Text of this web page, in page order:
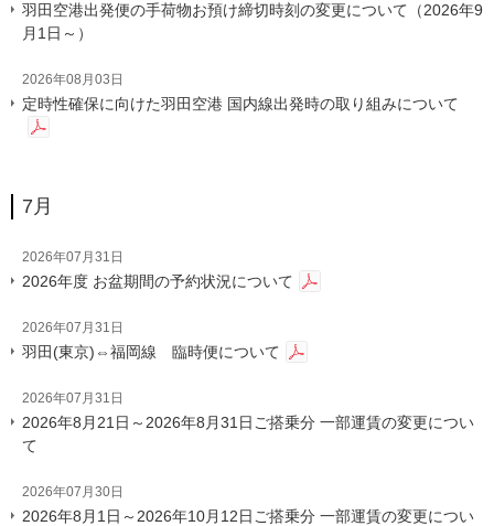
羽田空港出発便の手荷物お預け締切時刻の変更について（2026年9
月1日～）
2026年08月03日
定時性確保に向けた羽田空港 国内線出発時の取り組みについて
7月
2026年07月31日
2026年度 お盆期間の予約状況について
2026年07月31日
羽田(東京)⇔福岡線 臨時便について
2026年07月31日
2026年8月21日～2026年8月31日ご搭乗分 一部運賃の変更につい
て
2026年07月30日
2026年8月1日～2026年10月12日ご搭乗分 一部運賃の変更につい